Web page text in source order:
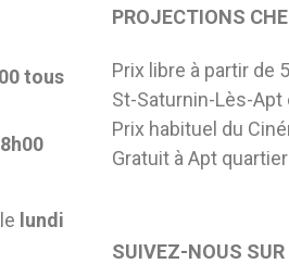
tous
lundi
PROJECTIONS
Prix libre à partir de
St-Saturnin-Lès-Apt
Prix habituel du
Gratuit à Apt
SUIVEZ-NOUS SUR